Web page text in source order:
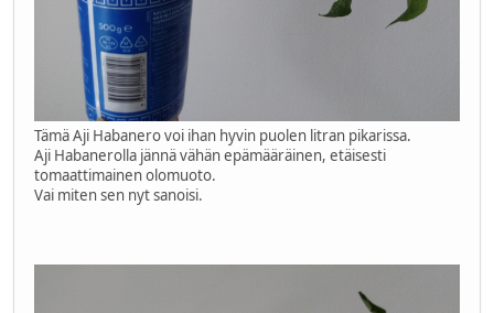
Tämä Aji Habanero voi ihan hyvin puolen litran pikarissa.
Aji Habanerolla jännä vähän epämääräinen, etäisesti
tomaattimainen olomuoto.
Vai miten sen nyt sanoisi.